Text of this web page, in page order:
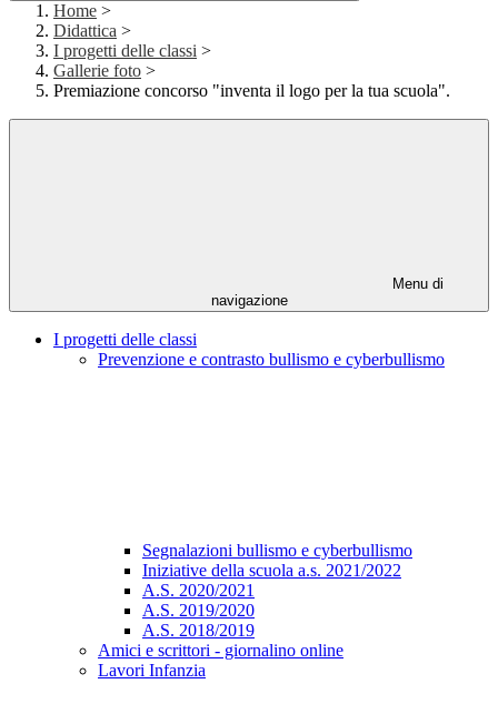
Home >
Didattica >
I progetti delle classi >
Gallerie foto >
Premiazione concorso "inventa il logo per la tua scuola".
Menu di
navigazione
I progetti delle classi
Prevenzione e contrasto bullismo e cyberbullismo
Segnalazioni bullismo e cyberbullismo
Iniziative della scuola a.s. 2021/2022
A.S. 2020/2021
A.S. 2019/2020
A.S. 2018/2019
Amici e scrittori - giornalino online
Lavori Infanzia